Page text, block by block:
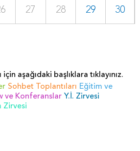
27 28 29 30
aşağıdaki başlıklara tıklayınız.
Sohbet Toplantıları Eğitim ve
ve Konferanslar Y.İ. Zirvesi
Zirvesi